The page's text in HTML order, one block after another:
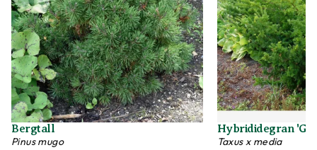
Växter är levande varor
Det är naturligt att växter får nya blad och
därmed också tappar blad. Om din växt har
några gula eller bruna bland, så innebär det inte
att växten är döende eller av dålig kvalitet. Vi
rekommenderar att du försiktigt plockar bort
Bergtall
Pinus mugo
Hybrididegran
Taxus x media